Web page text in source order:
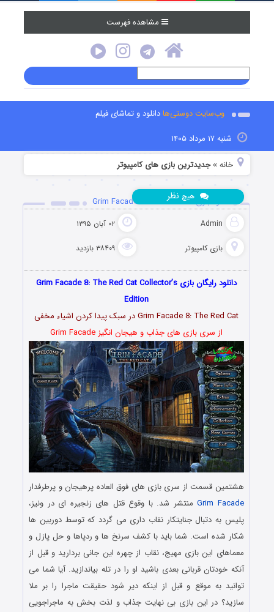
مشاهده فهرست
وب‌سایت دوستی‌هادانلود و تماشای فیلم
شنبه ۱۷ مرداد ۱۴۰۵
خانه »جدیدترین بازی های کامپیوتر
دانلود بازی Grim Facade 8: The Red Cat
Admin ۰۲ آبان ۱۳۹۵
بازی کامپیوتر ۳۸۴۰۹ بازدید
هیچ نظر
دانلود رایگان بازی Grim Facade 8: The Red Cat Collector’s
Edition
Grim Facade 8: The Red Cat در سبک پیدا کردن اشیاء مخفی
از سری بازی های جذاب و هیجان انگیز Grim Facade
هشتمین قسمت از سری بازی های فوق العاده پرهیجان و پرطرفدار
Grim Facadeمنتشر شد. با وقوع قتل های زنجیره ای در ونیز،
پلیس به دتبال جنایتکار نقاب داری می گردد که توسط دوربین ها
شکار شده است. شما باید با کشف سرنخ ها و ردپاها و حل پازل و
معماهای این بازی مهیج، نقاب از چهره این جانی بردارید و قبل از
آنکه خودتان قربانی بعدی باشید او را در تله بیاندازید. آیا شما می
توانید به موقع و قبل از اینکه دیر شود حقیقت ماجرا را بر ملا
سازید؟ در این بازی بی نهایت جذاب و لذت بخش به ماجراجویی